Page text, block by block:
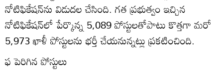
నోటిఫికేషన్‌ను విడుదల చేసింది. గత ప్రభుత్వం ఇచ్చిన
నోటిఫికేషన్‌లో పేర్కొన్న 5,089 పోస్టులతోపాటు కొత్తగా మరో
5,973 ఖాళీ పోస్టులను భర్తీ చేయనున్నట్లు ప్రకటించింది.
ఫ పెరిగిన పోస్టులు